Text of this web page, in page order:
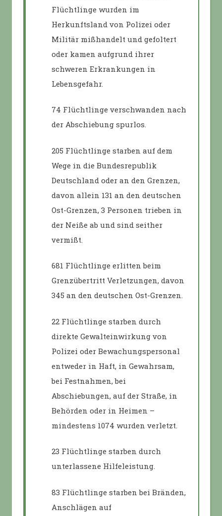
Flüchtlinge wurden im
Herkunftsland von Polizei oder
Militär mißhandelt und gefoltert
oder kamen aufgrund ihrer
schweren Erkrankungen in
Lebensgefahr.
74 Flüchtlinge verschwanden nach
der Abschiebung spurlos.
205 Flüchtlinge starben auf dem
Wege in die Bundesrepublik
Deutschland oder an den Grenzen,
davon allein 131 an den deutschen
Ost-Grenzen, 3 Personen trieben in
der Neiße ab und sind seither
vermißt.
681 Flüchtlinge erlitten beim
Grenzübertritt Verletzungen, davon
345 an den deutschen Ost-Grenzen.
22 Flüchtlinge starben durch
direkte Gewalteinwirkung von
Polizei oder Bewachungspersonal
entweder in Haft, in Gewahrsam,
bei Festnahmen, bei
Abschiebungen, auf der Straße, in
Behörden oder in Heimen –
mindestens 1074 wurden verletzt.
23 Flüchtlinge starben durch
unterlassene Hilfeleistung.
83 Flüchtlinge starben bei Bränden,
Anschlägen auf